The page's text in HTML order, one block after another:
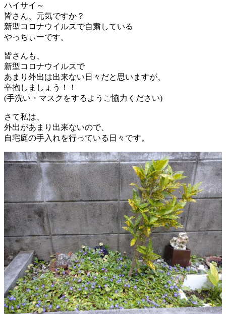
ハイサイ～
皆さん、元気ですか？
新型コロナウイルスで自粛している
やっちぃーです。
皆さんも、
新型コロナウイルスで
あまり外出は出来ない日々だと思いますが、
辛抱しましょう！！
(手洗い・マスクをするようご協力ください)
さて私は、
外出があまり出来ないので、
自宅庭の手入れを行っている日々です。